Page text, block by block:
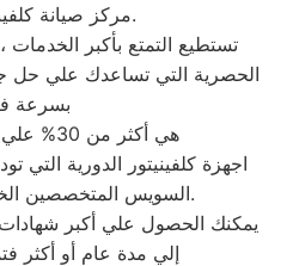
مركز صيانة كلفينيتور المعتمد.
تستطيع التمتع بأكبر
الحصرية التي تساعدك علي حل
بسرعة
هي أكثر
اجهزة كلفينيتور الدورية التي
السويس المتخصصين الخبراء في هذا المجال.
يمكنك الحصول علي أكبر
إلي مدة عام أو أكثر